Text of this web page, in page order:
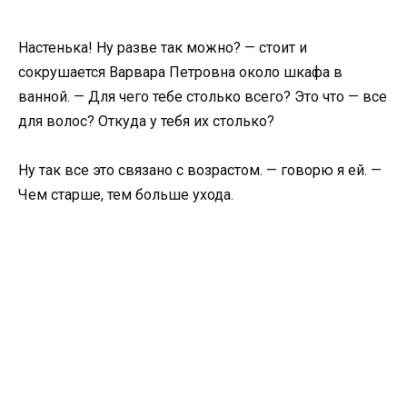
Настенька! Ну разве так можно? — стоит и
сокрушается Варвара Петровна около шкафа в
ванной. — Для чего тебе столько всего? Это что — все
для волос? Откуда у тебя их столько?
Ну так все это связано с возрастом. — говорю я ей. —
Чем старше, тем больше ухода.